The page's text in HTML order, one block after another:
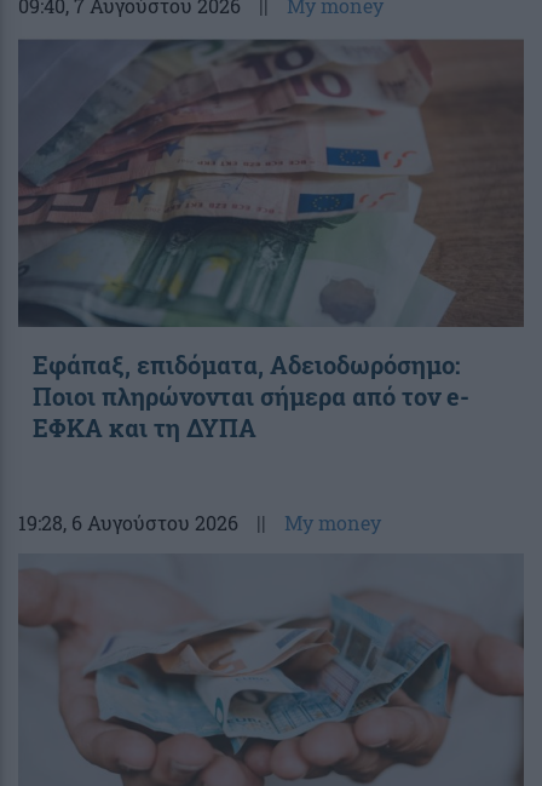
09:40, 7 Αυγούστου 2026 || My money
Εφάπαξ, επιδόματα, Αδειοδωρόσημο:
Ποιοι πληρώνονται σήμερα από τον e-
ΕΦΚΑ και τη ΔΥΠΑ
19:28, 6 Αυγούστου 2026 || My money